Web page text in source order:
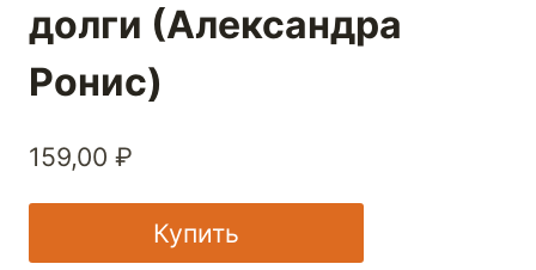
долги (Александра
Ронис)
159,00 ₽
Купить